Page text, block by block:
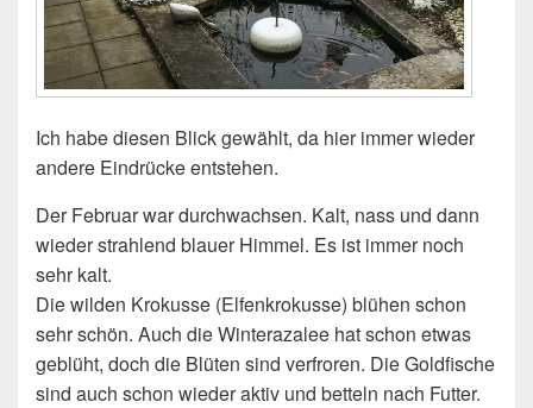
Ich habe diesen Blick gewählt, da hier immer wieder
andere Eindrücke entstehen.
Der Februar war durchwachsen. Kalt, nass und dann
wieder strahlend blauer Himmel. Es ist immer noch
sehr kalt.
Die wilden Krokusse (Elfenkrokusse) blühen schon
sehr schön. Auch die Winterazalee hat schon etwas
geblüht, doch die Blüten sind verfroren. Die Goldfische
sind auch schon wieder aktiv und betteln nach Futter.